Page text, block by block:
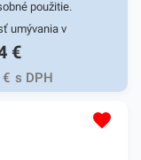
použitie.
umývania v
Dĺžka 18cm,
balení.
€
€ s DPH